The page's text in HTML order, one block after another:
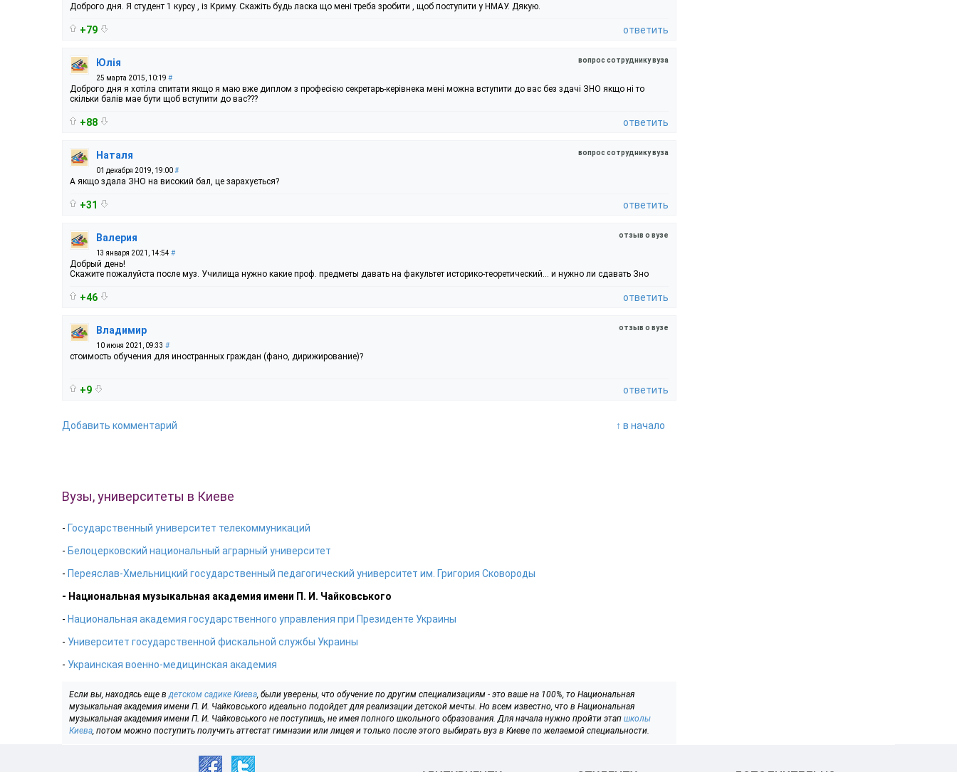
Доброго дня. Я студент 1 курсу , із Криму. Скажіть будь ласка що мені треба зробити , щоб поступити у НМАУ. Дякую.
+79 ответить
вопрос сотруднику вуза
Юлія
25 марта 2015, 10:19 #
Доброго дня я хотіла спитати якщо я маю вже диплом з професією секретарь-керівнека мені можна вступити до вас без здачі ЗНО якщо ні то
скільки балів мае бути щоб вступити до вас???
+88 ответить
вопрос сотруднику вуза
Наталя
01 декабря 2019, 19:00#
А якщо здала ЗНО на високий бал, це зарахується?
+31 ответить
отзыв о вузе
Валерия
13 января 2021, 14:54 #
Добрый день!
Скажите пожалуйста после муз. Училища нужно какие проф. предметы давать на факультет историко-теоретический... и нужно ли сдавать Зно
+46 ответить
отзыв о вузе
Владимир
10 июня 2021, 09:33 #
стоимость обучения для иностранных граждан (фано, дирижирование)?
+9 ответить
Добавить комментарий ↑ в начало
Вузы, университеты в Киеве
- Государственный университет телекоммуникаций
- Белоцерковский национальный аграрный университет
- Переяслав-Хмельницкий государственный педагогический университет им. Григория Сковороды
- Национальная музыкальная академия имени П. И. Чайковського
- Национальная академия государственного управления при Президенте Украины
- Университет государственной фискальной службы Украины
- Украинская военно-медицинская академия
Если вы, находясь еще вдетском садике Киева, были уверены, что обучение по другим специализациям - это ваше на 100%, то Национальная
музыкальная академия имени П. И. Чайковського идеально подойдет для реализации детской мечты. Но всем известно, что в Национальная
музыкальная академия имени П. И. Чайковського не поступишь, не имея полного школьного образования. Для начала нужно пройти этап школы
Киева, потом можно поступить получить аттестат гимназии или лицея и только после этого выбирать вуз в Киеве по желаемой специальности.